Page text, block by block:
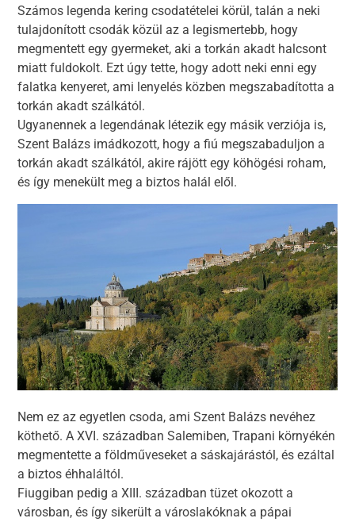
Számos legenda kering csodatételei körül, talán a neki
tulajdonított csodák közül az a legismertebb, hogy
megmentett egy gyermeket, aki a torkán akadt halcsont
miatt fuldokolt. Ezt úgy tette, hogy adott neki enni egy
falatka kenyeret, ami lenyelés közben megszabadította a
torkán akadt szálkától.
Ugyanennek a legendának létezik egy másik verziója is,
Szent Balázs imádkozott, hogy a fiú megszabaduljon a
torkán akadt szálkától, akire rájött egy köhögési roham,
és így menekült meg a biztos halál elől.
Nem ez az egyetlen csoda, ami Szent Balázs nevéhez
köthető. A XVI. században Salemiben, Trapani környékén
megmentette a földműveseket a sáskajárástól, és ezáltal
a biztos éhhaláltól.
Fiuggiban pedig a XIII. században tüzet okozott a
városban, és így sikerült a városlakóknak a pápai